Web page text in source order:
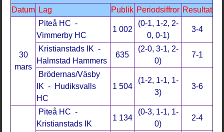
Datum Lag Publik Periodsiffror Resultat
30
mars
Piteå HC -
Vimmerby HC
1 002
(0-1, 1-2, 2-
0, 0-1)
3-4
Kristianstads IK -
Halmstad Hammers
635
(2-0, 3-1, 2-
0)
7-1
Brödernas/Väsby
IK - Hudiksvalls
HC
1 504
(1-2, 1-1, 1-
3)
3-6
Piteå HC -
Kristianstads IK
1 134
(0-3, 1-1, 1-
0)
2-4